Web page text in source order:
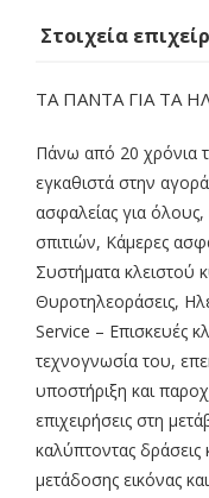
Στοιχεία
ΤΑ ΠΑΝΤΑ ΓΙΑ ΤΑ
Πάνω από 20 χρόνια
εγκαθιστά στην
ασφαλείας για όλους,
σπιτιών, Κάμερες
Συστήματα κλειστού
Θυροτηλεοράσεις,
Service – Επισκευές
τεχνογνωσία του,
υποστήριξη και
επιχειρήσεις στη
καλύπτοντας δράσεις
μετάδοσης εικόνας